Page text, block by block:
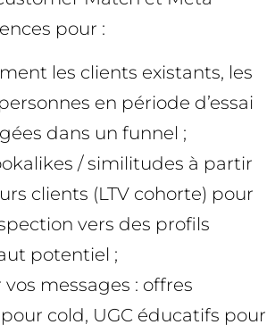
pour :
les clients existants, les
en période d’essai
dans un funnel ;
/ similitudes à partir
clients (LTV cohorte) pour
vers des profils
potentiel ;
messages : offres
cold, UGC éducatifs pour